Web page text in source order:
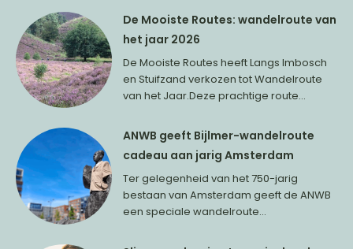
De Mooiste Routes: wandelroute van
het jaar 2026
De Mooiste Routes heeft Langs Imbosch
en Stuifzand verkozen tot Wandelroute
van het Jaar.Deze prachtige route...
ANWB geeft Bijlmer-wandelroute
cadeau aan jarig Amsterdam
Ter gelegenheid van het 750-jarig
bestaan van Amsterdam geeft de ANWB
een speciale wandelroute...